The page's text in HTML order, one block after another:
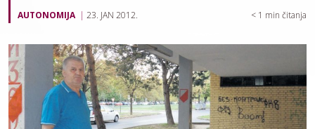
AUTONOMIJA 23. JAN 2012. < 1 min čitanja